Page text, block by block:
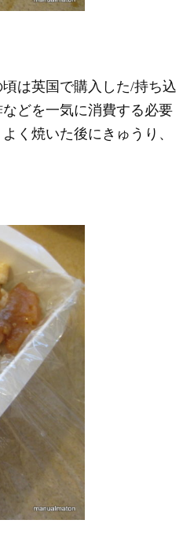
は英国で購入した/持ち込
どを一気に消費する必要
く焼いた後にきゅうり、